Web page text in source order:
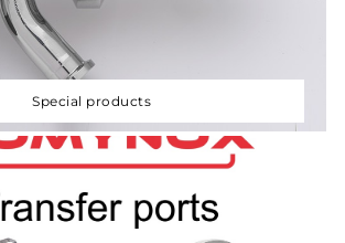
Special products